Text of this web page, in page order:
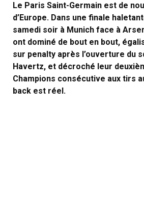
Le Paris Saint-Germain est de
d’Europe. Dans une finale
samedi soir à Munich face à
ont dominé de bout en bout,
sur penalty après l’ouverture du
Havertz, et décroché leur
Champions consécutive aux tirs
back est réel.